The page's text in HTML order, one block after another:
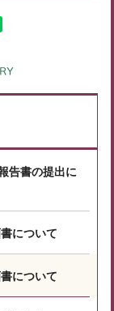
告書の提出に
について
について